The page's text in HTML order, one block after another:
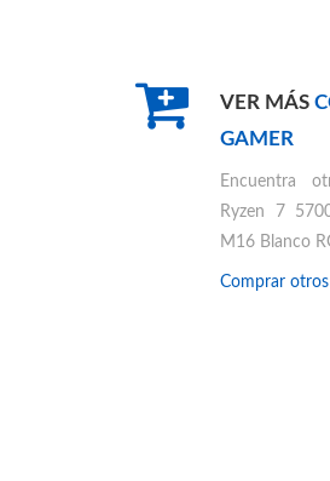
VER MÁS
GAMER
Encuentra
Ryzen 7
M16 Blanco
Comprar